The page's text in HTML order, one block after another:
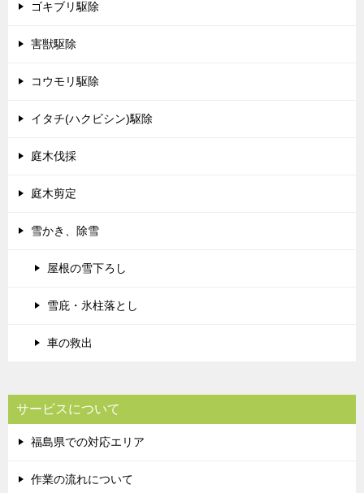
ゴキブリ駆除
害獣駆除
コウモリ駆除
イタチ(ハクビシン)駆除
庭木伐採
庭木剪定
雪かき、除雪
屋根の雪下ろし
雪庇・氷柱落とし
車の救出
サービスについて
福島県での対応エリア
作業の流れについて